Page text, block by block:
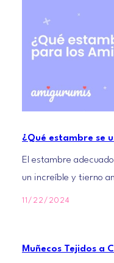
¿Qué estambre se
El estambre
un increíble y tierno
11/22/2024
Muñecos Tejidos a